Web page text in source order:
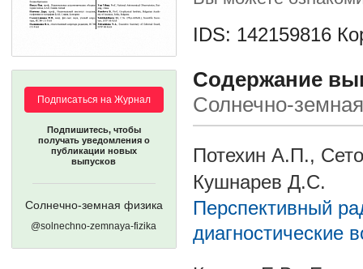
Подписаться на Журнал
Подпишитесь, чтобы
получать уведомления о
публикации новых
выпусков
Солнечно-земная физика
@solnechno-zemnaya-fizika
IDS: 142159816
Содержание
Солнечно-
Потехин А.П.,
Кушнарев Д.С.
Перспективный
диагностические